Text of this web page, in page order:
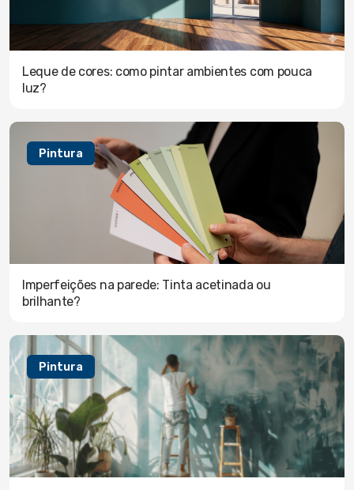
Leque de cores: como pintar ambientes com pouca
luz?
Pintura
Imperfeições na parede: Tinta acetinada ou
brilhante?
Pintura